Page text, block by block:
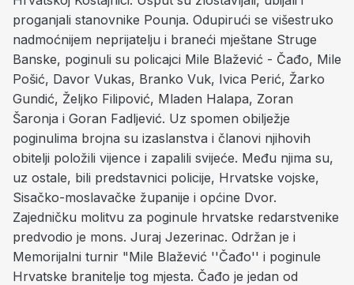
proganjali stanovnike Pounja. Odupirući se višestruko
nadmoćnijem neprijatelju i braneći mještane Struge
Banske, poginuli su policajci Mile Blažević - Čađo, Mile
Pošić, Davor Vukas, Branko Vuk, Ivica Perić, Žarko
Gundić, Željko Filipović, Mladen Halapa, Zoran
Šaronja i Goran Fadljević. Uz spomen obilježje
poginulima brojna su izaslanstva i članovi njihovih
obitelji položili vijence i zapalili svijeće. Među njima su,
uz ostale, bili predstavnici policije, Hrvatske vojske,
Sisačko-moslavačke županije i općine Dvor.
Zajedničku molitvu za poginule hrvatske redarstvenike
predvodio je mons. Juraj Jezerinac. Održan je i
Memorijalni turnir "Mile Blažević ''Čađo'' i poginule
Hrvatske branitelje tog mjesta. Čađo je jedan od